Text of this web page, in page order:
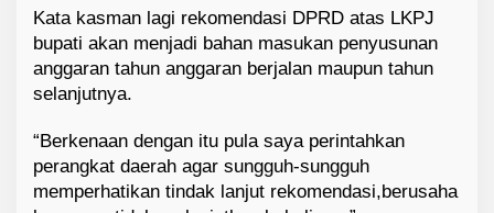
Kata kasman lagi rekomendasi DPRD atas LKPJ
bupati akan menjadi bahan masukan penyusunan
anggaran tahun anggaran berjalan maupun tahun
selanjutnya.
“Berkenaan dengan itu pula saya perintahkan
perangkat daerah agar sungguh-sungguh
memperhatikan tindak lanjut rekomendasi,berusaha